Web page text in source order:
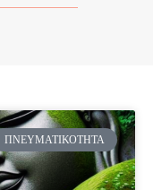
ΠΝΕΥΜΑΤΙΚΌΤΗΤΑ